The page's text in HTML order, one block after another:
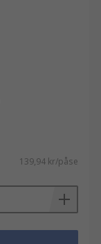
139,94 kr/påse